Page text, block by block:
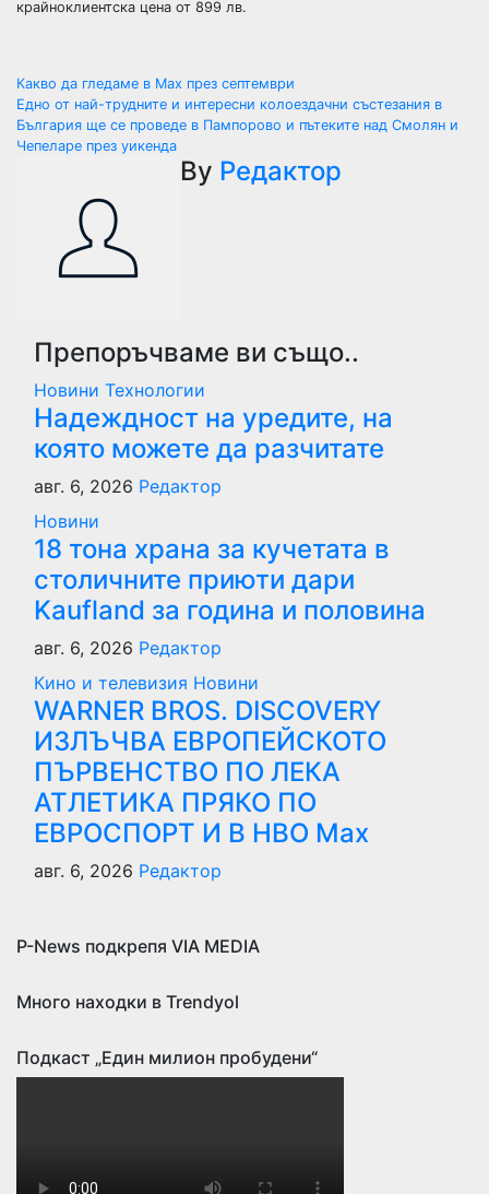
крайноклиентска цена от 899 лв.
Навигация
Какво да гледаме в Max през септември
Едно от най-трудните и интересни колоездачни състезания в
България ще се проведе в Пампорово и пътеките над Смолян и
Чепеларе през уикенда
By Редактор
Препоръчваме ви също..
Новини Технологии
Надеждност на уредите, на
която можете да разчитате
авг. 6, 2026 Редактор
Новини
18 тона храна за кучетата в
столичните приюти дари
Kaufland за година и половина
авг. 6, 2026 Редактор
Кино и телевизия Новини
WARNER BROS. DISCOVERY
ИЗЛЪЧВА ЕВРОПЕЙСКОТО
ПЪРВЕНСТВО ПО ЛЕКА
АТЛЕТИКА ПРЯКО ПО
ЕВРОСПОРТ И В НВО Мах
авг. 6, 2026 Редактор
P-News подкрепя VIA MEDIA
Много находки в Trendyol
Подкаст „Един милион пробудени“